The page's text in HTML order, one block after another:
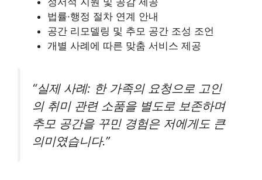
법률·행정 절차 연계 안내
공간 리모델링 및 추모 공간 조성 조언
개별 사례에 따른 맞춤 서비스 제공
“실제 사례: 한 가족의 요청으로 고인
의 취미 관련 소품을 별도로 보존하며
추모 공간을 꾸민 경험은 저에게도 큰
의미였습니다.”